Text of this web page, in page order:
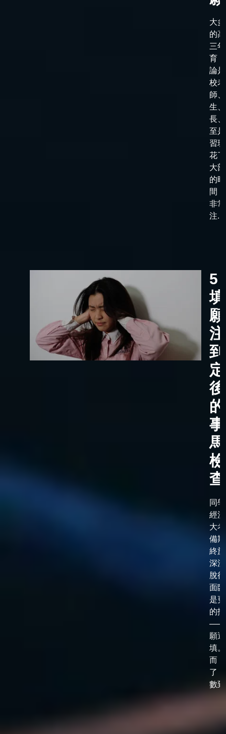
大
的
三
育
論
校老
師
生
長
至
習
花
大
的時
間
非
注...
5
的
檢
同
經
大
備
終
深
脫
面
是
的
——
願選
填
而
了
數